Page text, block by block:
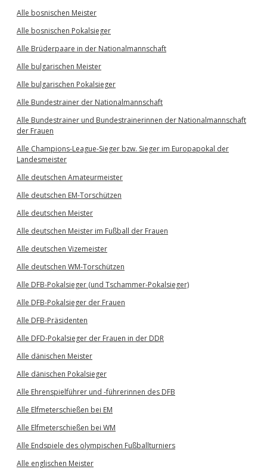
Alle bosnischen Meister
Alle bosnischen Pokalsieger
Alle Brüderpaare in der Nationalmannschaft
Alle bulgarischen Meister
Alle bulgarischen Pokalsieger
Alle Bundestrainer der Nationalmannschaft
Alle Bundestrainer und Bundestrainerinnen der Nationalmannschaft
der Frauen
Alle Champions-League-Sieger bzw. Sieger im Europapokal der
Landesmeister
Alle deutschen Amateurmeister
Alle deutschen EM-Torschützen
Alle deutschen Meister
Alle deutschen Meister im Fußball der Frauen
Alle deutschen Vizemeister
Alle deutschen WM-Torschützen
Alle DFB-Pokalsieger (und Tschammer-Pokalsieger)
Alle DFB-Pokalsieger der Frauen
Alle DFB-Präsidenten
Alle DFD-Pokalsieger der Frauen in der DDR
Alle dänischen Meister
Alle dänischen Pokalsieger
Alle Ehrenspielführer und -führerinnen des DFB
Alle Elfmeterschießen bei EM
Alle Elfmeterschießen bei WM
Alle Endspiele des olympischen Fußballturniers
Alle englischen Meister